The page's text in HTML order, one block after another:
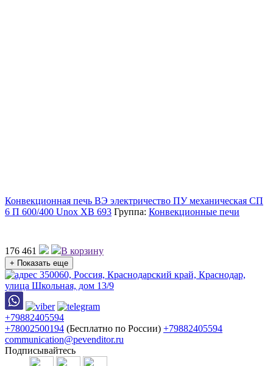
Конвекционная печь ВЭ электричество ПУ механическая СП
6 П 600/400 Unox XB 693 Группа: Конвекционные печи
176 461 В корзину
+ Показать еще
350060, Россия, Краснодарский край, Краснодар,
улица Школьная, дом 13/9
+79882405594
+78002500194 (Бесплатно по России) +79882405594
communication@pevenditor.ru
Подписывайтесь